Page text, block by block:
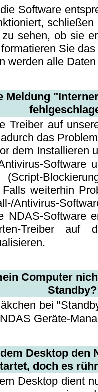
Software
sehen, ob sie
Sie
werden alle
Meldung
Treiber auf
das
dem Installieren
Software
weiterhin
Antivirus-
NDAS-Software
Treiber
Computer
Standby?
bei
Geräte-
Desktop den
doch es
Desktop dient